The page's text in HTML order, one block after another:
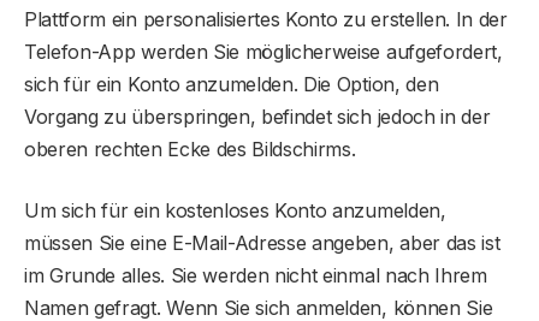
Plattform ein personalisiertes Konto zu erstellen. In der
Telefon-App werden Sie möglicherweise aufgefordert,
sich für ein Konto anzumelden. Die Option, den
Vorgang zu überspringen, befindet sich jedoch in der
oberen rechten Ecke des Bildschirms.
Um sich für ein kostenloses Konto anzumelden,
müssen Sie eine E-Mail-Adresse angeben, aber das ist
im Grunde alles. Sie werden nicht einmal nach Ihrem
Namen gefragt. Wenn Sie sich anmelden, können Sie